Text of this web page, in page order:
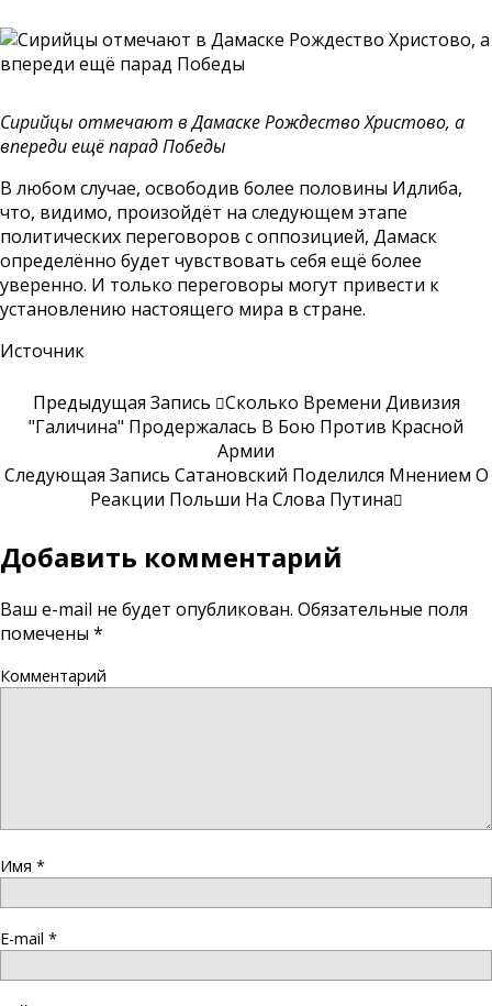
Сирийцы отмечают в Дамаске Рождество Христово, а
впереди ещё парад Победы
В любом случае, освободив более половины Идлиба,
что, видимо, произойдёт на следующем этапе
политических переговоров с оппозицией, Дамаск
определённо будет чувствовать себя ещё более
уверенно. И только переговоры могут привести к
установлению настоящего мира в стране.
Источник
Предыдущая Запись
Сколько Времени Дивизия
"Галичина" Продержалась В Бою Против Красной
Армии
Следующая Запись Сатановский Поделился Мнением О
Реакции Польши На Слова Путина
Добавить комментарий
Ваш e-mail не будет опубликован. Обязательные поля
помечены *
Комментарий
Имя *
E-mail *